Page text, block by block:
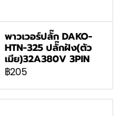
พาวเวอร์ปลั๊ก DAKO-
HTN-325 ปลั๊กฝัง(ตัว
เมีย)32A380V 3PIN
฿205